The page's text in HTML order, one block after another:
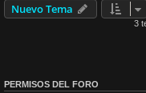
Nuevo Tema
3
PERMISOS DEL FORO